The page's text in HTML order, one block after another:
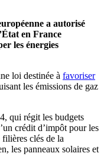
a autorisé
en France
les énergies
loi destinée à favoriser
les émissions de gaz
qui régit les budgets
crédit d’impôt pour les
clés de la
les panneaux solaires et